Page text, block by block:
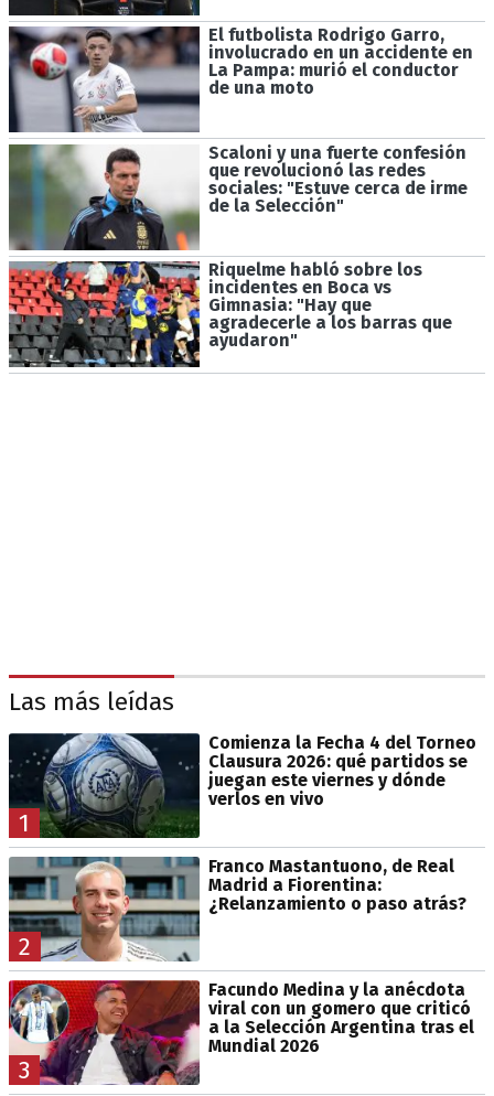
El futbolista Rodrigo Garro,
involucrado en un accidente en
La Pampa: murió el conductor
de una moto
Scaloni y una fuerte confesión
que revolucionó las redes
sociales: "Estuve cerca de irme
de la Selección"
Riquelme habló sobre los
incidentes en Boca vs
Gimnasia: "Hay que
agradecerle a los barras que
ayudaron"
Las más leídas
1
Comienza la Fecha 4 del Torneo
Clausura 2026: qué partidos se
juegan este viernes y dónde
verlos en vivo
2
Franco Mastantuono, de Real
Madrid a Fiorentina:
¿Relanzamiento o paso atrás?
3
Facundo Medina y la anécdota
viral con un gomero que criticó
a la Selección Argentina tras el
Mundial 2026